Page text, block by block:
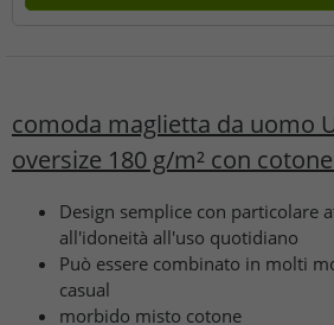
comoda maglietta da uomo
oversize 180 g/m² con
Design semplice con particolare
all'idoneità all'uso quotidiano
Può essere combinato in molti
casual
morbido misto cotone